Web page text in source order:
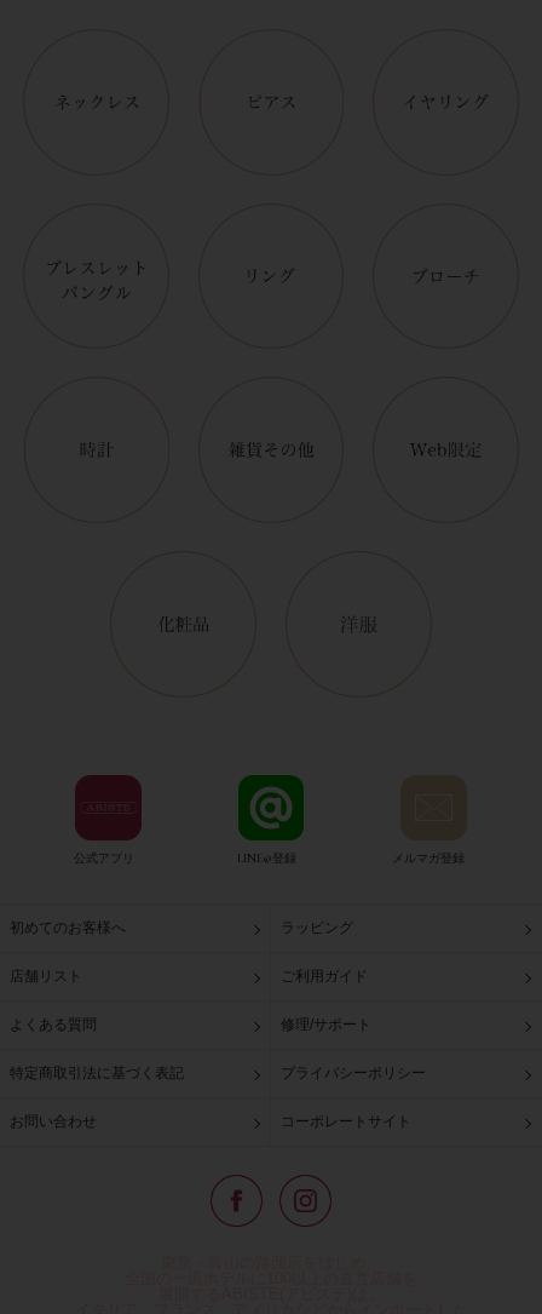
公式アプリ LINE@登録 メルマガ登録
初めてのお客様へ ラッピング
店舗リスト ご利用ガイド
よくある質問 修理/サポート
特定商取引法に基づく表記 プライバシーポリシー
お問い合わせ コーポレートサイト